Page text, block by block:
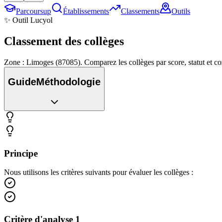
Parcoursup Établissements Classements
Outils
✨ Outil Lucyol
Classement des collèges
Zone : Limoges (87085). Comparez les collèges par score, statut et
GuideMéthodologie
Principe
Nous utilisons les critères suivants pour évaluer les collèges :
Critère d'analyse 1